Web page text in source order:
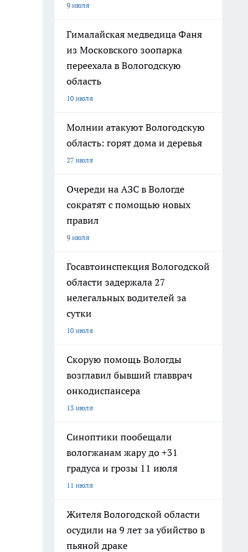
9 июля
Гималайская медведица Фаня
из Московского зоопарка
переехала в Вологодскую
область
10 июля
Молнии атакуют Вологодскую
область: горят дома и деревья
27 июля
Очереди на АЗС в Вологде
сократят с помощью новых
правил
9 июля
Госавтоинспекция Вологодской
области задержала 27
нелегальных водителей за
сутки
10 июля
Скорую помощь Вологды
возглавил бывший главврач
онкодиспансера
13 июля
Синоптики пообещали
вологжанам жару до +31
градуса и грозы 11 июля
11 июля
Жителя Вологодской области
осудили на 9 лет за убийство в
пьяной драке